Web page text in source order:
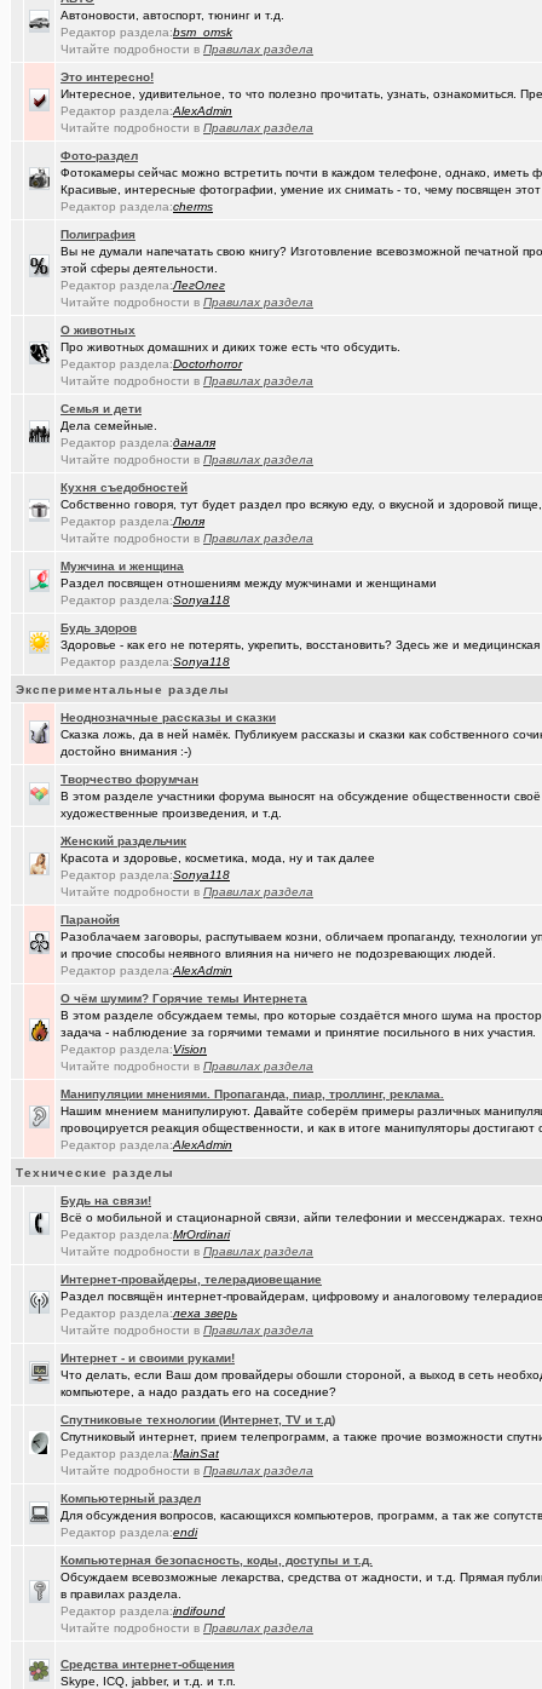
АКПП матиз. Ремонтировать или менять?
(Vector)
Где можно отремонтировать вязаную варежку?(anti a-d..) +3
Молодые таланты классической гитары - Майя Казарина
Музыкальные вкус - поговорим?(Kebbos)
Теле2 в Омске(t2) +8155
Залезть в древний нетбук
Ремонт квартир омск отзывы. любые строительные работы
коворкинг проекты
Betatransfer.net - прием платежей для HIGH RISK проектов
Челлендж "Какой кофе ты сейчас пьёшь?"(Люля) +2722
Владимир Шандриков(Александ..)
7я.ТВ и Я.ru (Омские кабельные сети) (Alina Ki..)
Преобразователь ПРЭМ ваше мнение? (Kebbos) +1
Доколе!?(Моеимяза..)
Автоматизация домашнего учета ЖКХ и многое другое ...
двойное гражданство
Алтайский мед - в помощь здоровью!(qwer5523) +225
Как это понимать ? (JUMPER) +7
прописка она же регистрация(drob_vv_..) +1
Роскосмос возвращается(karaganda)
Нерадивые расклейщики рекламы(Демон ЖКХ) +108
ОК Восток-Запад - что это, кто это?!
Начались продажи PC на базе процессоров Эльбрус-4С (Скоро же..)
Кто такой человек?(kinslayer) +64
Фото форумчан
От кукольного домика до дачного теремка
Мьюинг за 3 минуты(tramov)
Красивая одежда для худеньких девушек (размер 40-42)
В Сарове установлена лазерная термоядерная установка(Sxolastik) +145
Забор из профнастила, как правильно? (Puzomax)
что такое русский особый путь ?
Восстановление информации с HDD, SSD, Flash. Ремонт HDD.(Винчесте..)
Любимая Люлюня, с днём рождения!(Sati) +26
чо наезд от "Городского центра учета"?
Авто под заказ по России(Artem178)
мнение оппозиции(DEMON)
Автоновости, автоспорт, тюнинг и т.д.
Редактор раздела:bsm_omsk
Читайте подробности в Правилах раздела
Это интересно!
Интересное, удивительное, то что полезно прочитать, узнать, ознакомиться.
Редактор раздела:AlexAdmin
Читайте подробности в Правилах раздела
Фото-раздел
Фотокамеры сейчас можно встретить почти в каждом телефоне, однако, иметь
Красивые, интересные фотографии, умение их снимать - то, чему посвящен
Редактор раздела:cherms
Полиграфия
Вы не думали напечатать свою книгу? Изготовление всевозможной печатной
этой сферы деятельности.
Редактор раздела:ЛегОлег
Читайте подробности в Правилах раздела
О животных
Про животных домашних и диких тоже есть что обсудить.
Редактор раздела:Doctorhorror
Читайте подробности в Правилах раздела
Семья и дети
Дела семейные.
Редактор раздела:даналя
Читайте подробности в Правилах раздела
Кухня съедобностей
Собственно говоря, тут будет раздел про всякую еду, о вкусной и здоровой
Редактор раздела:Люля
Читайте подробности в Правилах раздела
Мужчина и женщина
Раздел посвящен отношениям между мужчинами и женщинами
Редактор раздела:Sonya118
Будь здоров
Здоровье - как его не потерять, укрепить, восстановить? Здесь же и
Редактор раздела:Sonya118
Экспериментальные разделы
Неоднозначные рассказы и сказки
Сказка ложь, да в ней намёк. Публикуем рассказы и сказки как собственного
достойно внимания :-)
Творчество форумчан
В этом разделе участники форума выносят на обсуждение общественности
художественные произведения, и т.д.
Женский раздельчик
Красота и здоровье, косметика, мода, ну и так далее
Редактор раздела:Sonya118
Читайте подробности в Правилах раздела
Паранойя
Разоблачаем заговоры, распутываем козни, обличаем пропаганду,
и прочие способы неявного влияния на ничего не подозревающих людей.
Редактор раздела:AlexAdmin
О чём шумим? Горячие темы Интернета
В этом разделе обсуждаем темы, про которые создаётся много шума на
задача - наблюдение за горячими темами и принятие посильного в них участия.
Редактор раздела:Vision
Читайте подробности в Правилах раздела
Манипуляции мнениями. Пропаганда, пиар, троллинг, реклама.
Нашим мнением манипулируют. Давайте соберём примеры различных
провоцируется реакция общественности, и как в итоге манипуляторы достигают
Редактор раздела:AlexAdmin
Технические разделы
Будь на связи!
Всё о мобильной и стационарной связи, айпи телефонии и мессенджарах.
Редактор раздела:MrOrdinari
Читайте подробности в Правилах раздела
Интернет-провайдеры, телерадиовещание
Раздел посвящён интернет-провайдерам, цифровому и аналоговому
Редактор раздела:леха зверь
Читайте подробности в Правилах раздела
Интернет - и своими руками!
Что делать, если Ваш дом провайдеры обошли стороной, а выход в сеть
компьютере, а надо раздать его на соседние?
Спутниковые технологии (Интернет, TV и т.д)
Спутниковый интернет, прием телепрограмм, а также прочие возможности
Редактор раздела:MainSat
Читайте подробности в Правилах раздела
Компьютерный раздел
Для обсуждения вопросов, касающихся компьютеров, программ, а так же
Редактор раздела:endi
Компьютерная безопасность, коды, доступы и т.д.
Обсуждаем всевозможные лекарства, средства от жадности, и т.д. Прямая
в правилах раздела.
Редактор раздела:indifound
Читайте подробности в Правилах раздела
Средства интернет-общения
Skype, ICQ, jabber, и т.д. и т.п.